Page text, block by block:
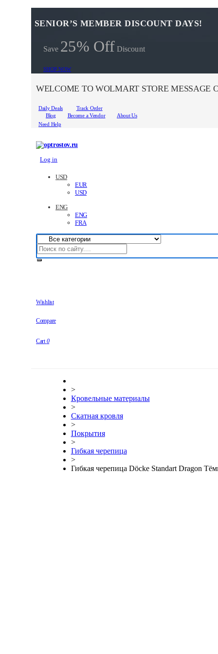
SENIOR’S MEMBER DISCOUNT DAYS!
Save 25% Off Discount
SHOP NOW
WELCOME TO WOLMART STORE MESSAGE
Daily Deals
Track Order
Blog
Become a Vendor
About Us
Need Help
Log in
USD
EUR
USD
ENG
ENG
FRA
Wishlist
Compare
Cart 0
>
Кровельные материалы
>
Скатная кровля
>
Покрытия
>
Гибкая черепица
>
Гибкая черепица Döcke Standart Dragon